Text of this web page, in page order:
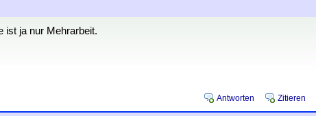
ist ja nur Mehrarbeit.
Antworten Zitieren